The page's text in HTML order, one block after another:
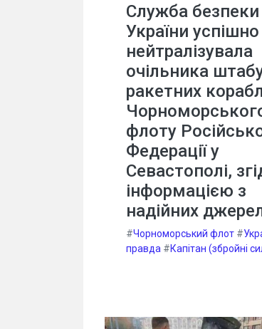
Служба безпеки
України успішно
нейтралізувала
очільника
ракетних
флоту
Федерації у
Севастополі,
інформацією з
надійних
#Чорноморський флот #
правда #Капітан (збройні